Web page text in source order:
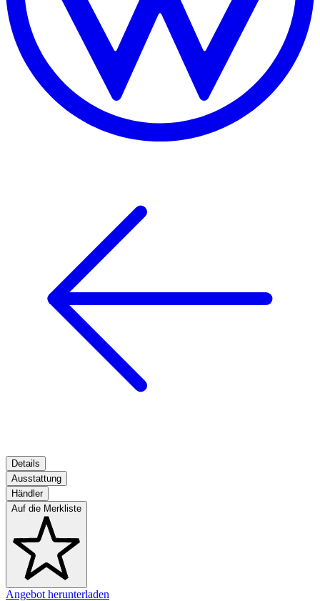
Details
Ausstattung
Händler
Auf die Merkliste
Angebot herunterladen